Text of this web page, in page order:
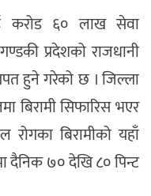
करोड ६० लाख सेवा
प्रदेशको राजधानी
हुने गरेको छ । जिल्ला
बिरामी सिफारिस भएर
बिरामीको यहाँ
दैनिक ७० देखि ८० पिन्ट